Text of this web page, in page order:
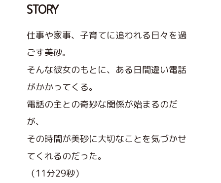
STORY
仕事や家事、子育てに追われる日々を過
ごす美砂。
そんな彼女のもとに、ある日間違い電話
がかかってくる。
電話の主との奇妙な関係が始まるのだ
が、
その時間が美砂に大切なことを気づかせ
てくれるのだった。
（11分29秒）